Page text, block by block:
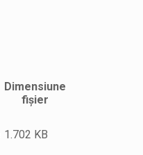
Dimensiune
fișier
1.702 KB